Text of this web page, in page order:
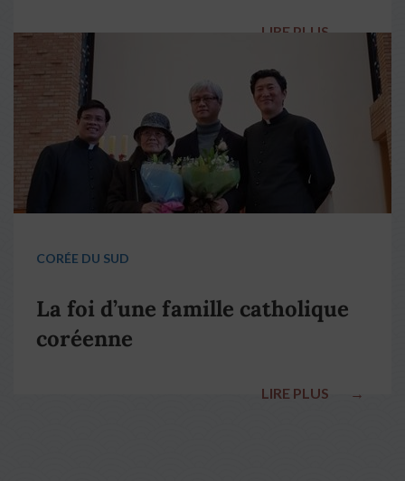
LIRE PLUS →
CORÉE DU SUD
La foi d’une famille catholique
coréenne
LIRE PLUS →